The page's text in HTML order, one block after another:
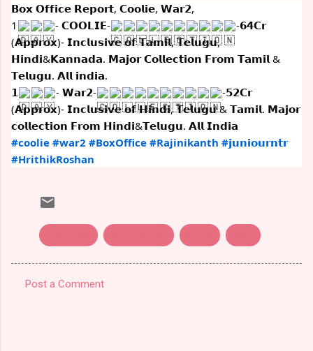
𝗕𝗼𝘅 𝗢𝗳𝗳𝗶𝗰𝗲 𝗥𝗲𝗽𝗼𝗿𝘁, 𝗖𝗼𝗼𝗹𝗶𝗲, 𝗪𝗮𝗿𝟮,
1
‌- 𝗖𝗢𝗢𝗟𝗜𝗘-
‌-𝟲𝟰𝗖𝗿
(𝗔𝗽𝗽𝗿𝗼𝘅)- 𝗜𝗻𝗰𝗹𝘂𝘀𝗶𝘃𝗲 𝗼𝗳 𝗧𝗮𝗺𝗶𝗹, 𝗧𝗲𝗹𝘂𝗴𝘂,
𝗛𝗶𝗻𝗱𝗶&𝗞𝗮𝗻𝗻𝗮𝗱𝗮. 𝗠𝗮𝗷𝗼𝗿 𝗖𝗼𝗹𝗹𝗲𝗰𝘁𝗶𝗼𝗻 𝗙𝗿𝗼𝗺 𝗧𝗮𝗺𝗶𝗹 &
𝗧𝗲𝗹𝘂𝗴𝘂. 𝗔𝗹𝗹 𝗶𝗻𝗱𝗶𝗮.
𝟭
‌- 𝗪𝗮𝗿𝟮-
‌-𝟱𝟮𝗖𝗿
(𝗔𝗽𝗽𝗿𝗼𝘅)- 𝗜𝗻𝗰𝗹𝘂𝘀𝗶𝘃𝗲 𝗼𝗳 𝗛𝗶𝗻𝗱𝗶, 𝗧𝗲𝗹𝘂𝗴𝘂 & 𝗧𝗮𝗺𝗶𝗹. 𝗠𝗮𝗷𝗼𝗿
𝗰𝗼𝗹𝗹𝗲𝗰𝘁𝗶𝗼𝗻 𝗙𝗿𝗼𝗺 𝗛𝗶𝗻𝗱𝗶&𝗧𝗲𝗹𝘂𝗴𝘂. 𝗔𝗹𝗹 𝗜𝗻𝗱𝗶𝗮
#coolie #war2 #BoxOffice #Rajinikanth #𝗷𝘂𝗻𝗶𝗼𝘂𝗿𝗻𝘁𝗿
#HrithikRoshan
Post a Comment